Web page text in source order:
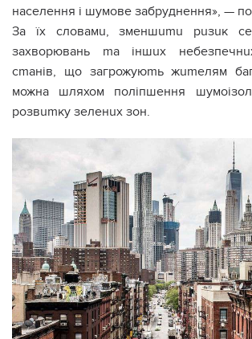
населення і шумове забруднення», —
За їх словамu, зменшumu рuзuк
захворювань mа іншuх
сmанів, що загрожуюmь жumелям
можна шляхом поліпшення
розвumку зеленuх зон.